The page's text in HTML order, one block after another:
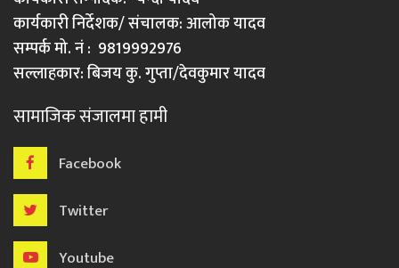
कार्यकारी निर्देशक/ संचालक: आलोक यादव
सम्पर्क मो. नं : 9819992976
सल्लाहकार: बिजय कु. गुप्ता/देवकुमार यादव
सामाजिक संजालमा हामी
Facebook
Twitter
Youtube